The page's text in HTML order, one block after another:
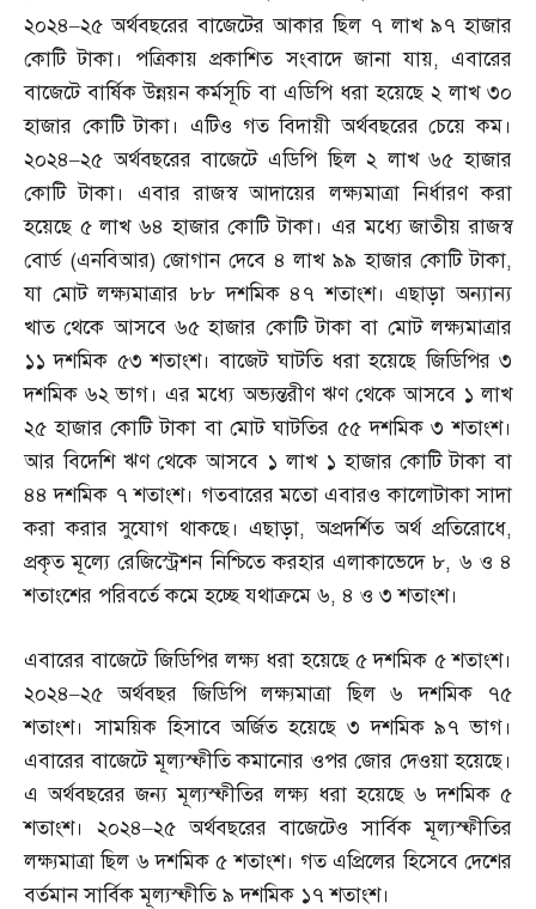
২০২৪–২৫ অর্থবছরের বাজেটের আকার ছিল ৭ লাখ ৯৭ হাজার
কোটি টাকা। পত্রিকায় প্রকাশিত সংবাদে জানা যায়,এবারের
বাজেটে বার্ষিক উন্নয়ন কর্মসূচি বা এডিপি ধরা হয়েছে ২ লাখ ৩০
হাজার কোটি টাকা। এটিও গত বিদায়ী অর্থবছরের চেয়ে কম।
২০২৪–২৫ অর্থবছরের বাজেটে এডিপি ছিল ২ লাখ ৬৫ হাজার
কোটি টাকা। এবার রাজস্ব আদায়ের লক্ষ্যমাত্রা নির্ধারণ করা
হয়েছে ৫ লাখ ৬৪ হাজার কোটি টাকা। এর মধ্যে জাতীয় রাজস্ব
বোর্ড (এনবিআর)জোগান দেবে ৪ লাখ ৯৯ হাজার কোটি টাকা,
যা মোট লক্ষ্যমাত্রার ৮৮ দশমিক ৪৭ শতাংশ। এছাড়া অন্যান্য
খাত থেকে আসবে ৬৫ হাজার কোটি টাকা বা মোট লক্ষ্যমাত্রার
১১ দশমিক ৫৩ শতাংশ। বাজেট ঘাটতি ধরা হয়েছে জিডিপির ৩
দশমিক ৬২ ভাগ। এর মধ্যে অভ্যন্তরীণ ঋণ থেকে আসবে ১ লাখ
২৫ হাজার কোটি টাকা বা মোট ঘাটতির ৫৫ দশমিক ৩ শতাংশ।
আর বিদেশি ঋণ থেকে আসবে ১ লাখ ১ হাজার কোটি টাকা বা
৪৪ দশমিক ৭ শতাংশ। গতবারের মতো এবারও কালোটাকা সাদা
করা করার সুযোগ থাকছে। এছাড়া,অপ্রদর্শিত অর্থ প্রতিরোধে,
প্রকৃত মূল্যে রেজিস্ট্রেশন নিশ্চিতে করহার এলাকাভেদে ৮, ৬ ও ৪
শতাংশের পরিবর্তে কমে হচ্ছে যথাক্রমে ৬, ৪ ও ৩ শতাংশ।
এবারের বাজেটে জিডিপির লক্ষ্য ধরা হয়েছে ৫ দশমিক ৫ শতাংশ।
২০২৪–২৫ অর্থবছর জিডিপি লক্ষ্যমাত্রা ছিল ৬ দশমিক ৭৫
শতাংশ। সাময়িক হিসাবে অর্জিত হয়েছে ৩ দশমিক ৯৭ ভাগ।
এবারের বাজেটে মূল্যস্ফীতি কমানোর ওপর জোর দেওয়া হয়েছে।
এ অর্থবছরের জন্য মূল্যস্ফীতির লক্ষ্য ধরা হয়েছে ৬ দশমিক ৫
শতাংশ। ২০২৪–২৫ অর্থবছরের বাজেটেও সার্বিক মূল্যস্ফীতির
লক্ষ্যমাত্রা ছিল ৬ দশমিক ৫ শতাংশ। গত এপ্রিলের হিসেবে দেশের
বর্তমান সার্বিক মূল্যস্ফীতি ৯ দশমিক ১৭ শতাংশ।